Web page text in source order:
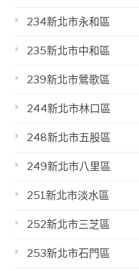
234新北市永和區
235新北市中和區
239新北市鶯歌區
244新北市林口區
248新北市五股區
249新北市八里區
251新北市淡水區
252新北市三芝區
253新北市石門區